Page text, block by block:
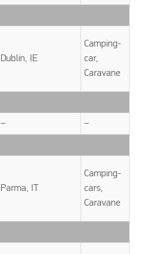
Dublin, IE
Camping-
car,
Caravane
– –
Parma, IT
Camping-
cars,
Caravane